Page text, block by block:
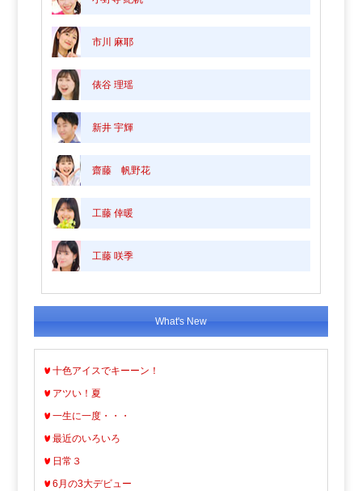
市川 麻耶
俵谷 理瑶
新井 宇輝
齋藤 帆野花
工藤 倖暖
工藤 咲季
What's New
十色アイスでキーーン！
アツい！夏
一生に一度・・・
最近のいろいろ
日常３
6月の3大デビュー